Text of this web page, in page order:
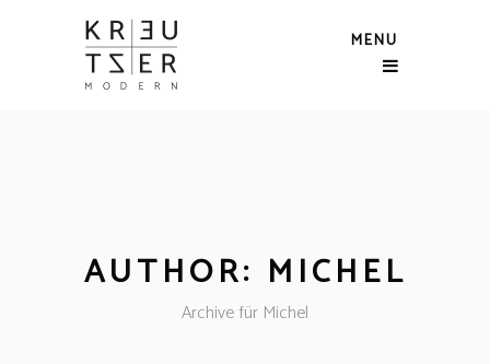
MENU
AUTHOR: MICHEL
Archive für Michel